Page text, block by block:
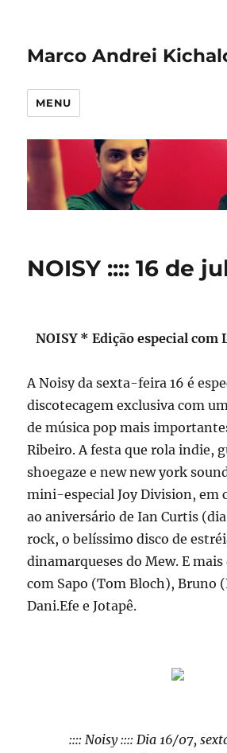
Marco Andrei
MENU
NOISY :::: 16 de
NOISY * Edição especial
A Noisy da sexta-feira 16 é
discotecagem exclusiva com
de música pop mais
Ribeiro. A festa que rola indie,
shoegaze e new new york
mini-especial Joy Division, em
ao aniversário de Ian Curtis
rock, o belíssimo disco de
dinamarqueses do Mew. E
com Sapo (Tom Bloch), Bruno
Dani.Efe e Jotapê.
:::: Noisy :::: Dia 16/07,